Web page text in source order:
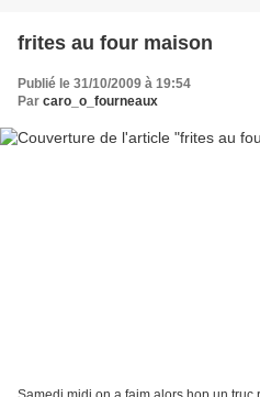
frites au four maison
Publié le 31/10/2009 à 19:54
Par caro_o_fourneaux